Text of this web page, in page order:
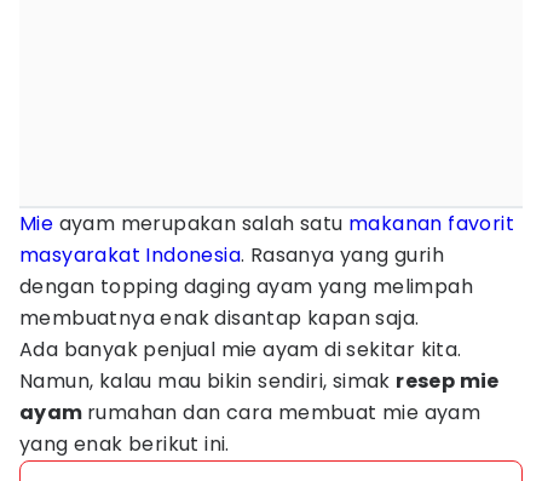
Mie ayam merupakan salah satu makanan favorit
masyarakat Indonesia. Rasanya yang gurih
dengan topping daging ayam yang melimpah
membuatnya enak disantap kapan saja.
Ada banyak penjual mie ayam di sekitar kita.
Namun, kalau mau bikin sendiri, simak resep mie
ayam rumahan dan cara membuat mie ayam
yang enak berikut ini.